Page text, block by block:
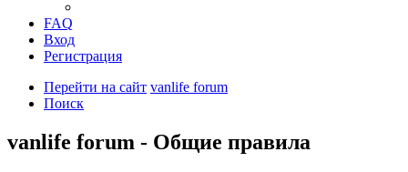
FAQ
Вход
Регистрация
Перейти на сайт vanlife forum
Поиск
vanlife forum - Общие правила